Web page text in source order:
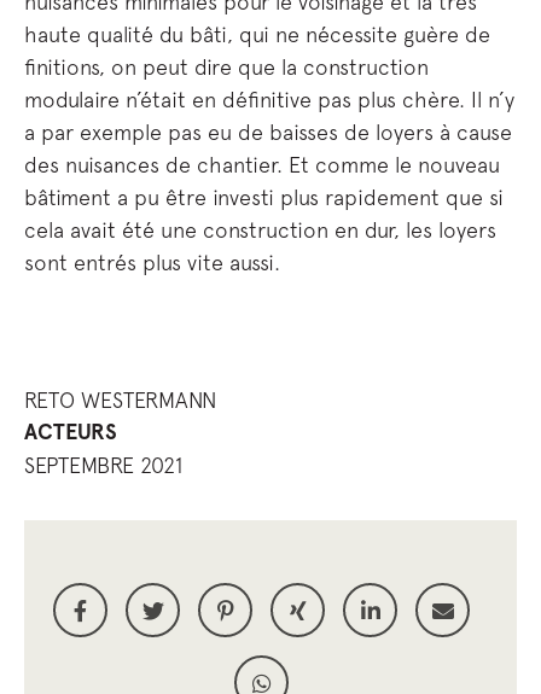
haute qualité du bâti, qui ne nécessite guère de
finitions, on peut dire que la construction
modulaire n’était en définitive pas plus chère. Il n’y
a par exemple pas eu de baisses de loyers à cause
des nuisances de chantier. Et comme le nouveau
bâtiment a pu être investi plus rapidement que si
cela avait été une construction en dur, les loyers
sont entrés plus vite aussi.
RETO WESTERMANN
ACTEURS
SEPTEMBRE 2021